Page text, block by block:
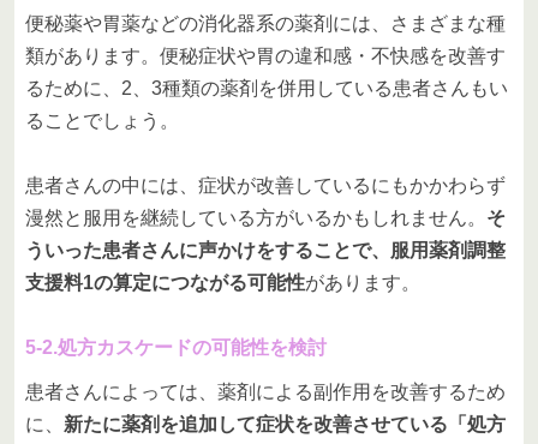
便秘薬や胃薬などの消化器系の薬剤には、さまざまな種
類があります。便秘症状や胃の違和感・不快感を改善す
るために、2、3種類の薬剤を併用している患者さんもい
ることでしょう。
患者さんの中には、症状が改善しているにもかかわらず
漫然と服用を継続している方がいるかもしれません。 そ
ういった患者さんに声かけをすることで、服用薬剤調整
支援料1の算定につながる可能性があります。
5-2.処方カスケードの可能性を検討
患者さんによっては、薬剤による副作用を改善するため
に、 新たに薬剤を追加して症状を改善させている「処方